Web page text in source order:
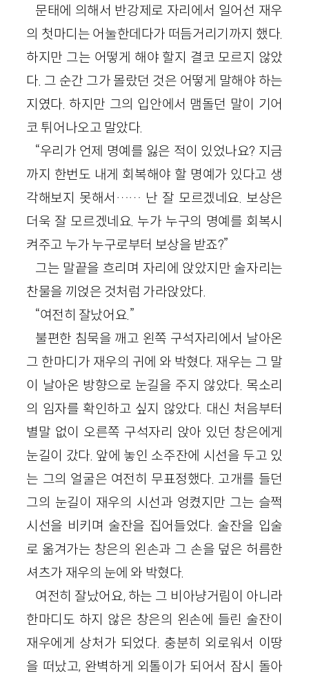
문태에 의해서 반강제로 자리에서 일어선 재우
의 첫마디는 어눌한데다가 떠듬거리기까지 했다.
하지만 그는 어떻게 해야 할지 결코 모르지 않았
다. 그 순간 그가 몰랐던 것은 어떻게 말해야 하는
지였다. 하지만 그의 입안에서 맴돌던 말이 기어
코 튀어나오고 말았다.
“우리가 언제 명예를 잃은 적이 있었나요? 지금
까지 한번도 내게 회복해야 할 명예가 있다고 생
각해보지 못해서…… 난 잘 모르겠네요. 보상은
더욱 잘 모르겠네요. 누가 누구의 명예를 회복시
켜주고 누가 누구로부터 보상을 받죠?”
그는 말끝을 흐리며 자리에 앉았지만 술자리는
찬물을 끼얹은 것처럼 가라앉았다.
“여전히 잘났어요.”
불편한 침묵을 깨고 왼쪽 구석자리에서 날아온
그 한마디가 재우의 귀에 와 박혔다. 재우는 그 말
이 날아온 방향으로 눈길을 주지 않았다. 목소리
의 임자를 확인하고 싶지 않았다. 대신 처음부터
별말 없이 오른쪽 구석자리 앉아 있던 창은에게
눈길이 갔다. 앞에 놓인 소주잔에 시선을 두고 있
는 그의 얼굴은 여전히 무표정했다. 고개를 들던
그의 눈길이 재우의 시선과 엉켰지만 그는 슬쩍
시선을 비키며 술잔을 집어들었다. 술잔을 입술
로 옮겨가는 창은의 왼손과 그 손을 덮은 허름한
셔츠가 재우의 눈에 와 박혔다.
여전히 잘났어요, 하는 그 비아냥거림이 아니라
한마디도 하지 않은 창은의 왼손에 들린 술잔이
재우에게 상처가 되었다. 충분히 외로워서 이땅
을 떠났고, 완벽하게 외톨이가 되어서 잠시 돌아